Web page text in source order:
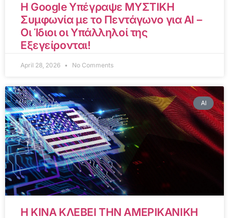
Η Google Υπέγραψε ΜΥΣΤΙΚΗ
Συμφωνία με το Πεντάγωνο για AI –
Οι Ίδιοι οι Υπάλληλοί της
Εξεγείρονται!
April 28, 2026 No Comments
AI
Η ΚΙΝΑ ΚΛΕΒΕΙ ΤΗΝ ΑΜΕΡΙΚΑΝΙΚΗ